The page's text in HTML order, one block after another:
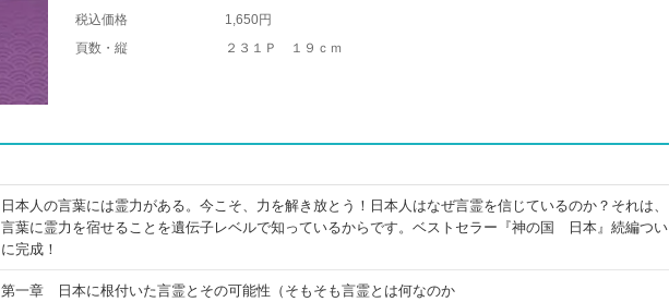
税込価格
1,650円
頁数・縦
２３１Ｐ １９ｃｍ
日本人の言葉には霊力がある。今こそ、力を解き放とう！日本人はなぜ言霊を信じているのか？それは、
言葉に霊力を宿せることを遺伝子レベルで知っているからです。ベストセラー『神の国 日本』続編つい
に完成！
第一章 日本に根付いた言霊とその可能性（そもそも言霊とは何なのか